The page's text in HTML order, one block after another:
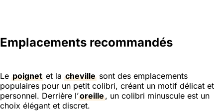
Emplacements recommandés
Le poignet et la cheville sont des emplacements
populaires pour un petit colibri, créant un motif délicat et
personnel. Derrière l’oreille, un colibri minuscule est un
choix élégant et discret.